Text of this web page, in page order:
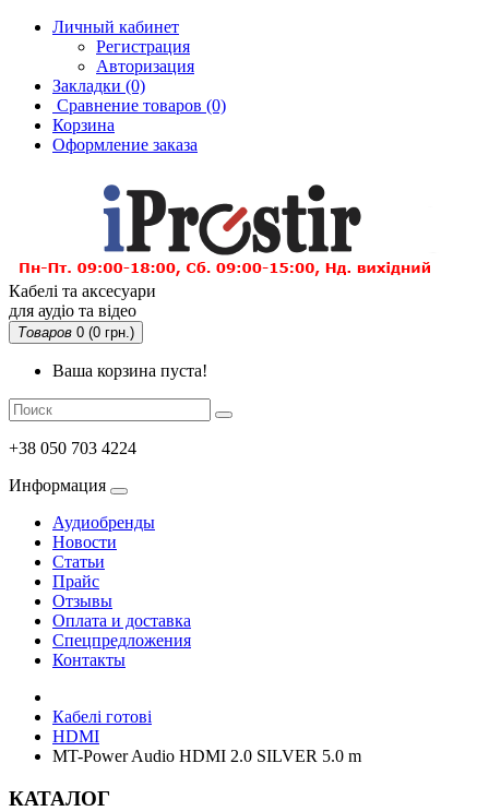
Личный кабинет
Регистрация
Авторизация
Закладки (0)
Сравнение товаров (0)
Корзина
Оформление заказа
Кабелі та аксесуари
для аудіо та відео
Товаров 0 (0 грн.)
Ваша корзина пуста!
+38 050 703 4224
Информация
Аудиобренды
Новости
Статьи
Прайс
Отзывы
Оплата и доставка
Спецпредложения
Контакты
Кабелі готові
HDMI
MT-Power Audio HDMI 2.0 SILVER 5.0 m
КАТАЛОГ